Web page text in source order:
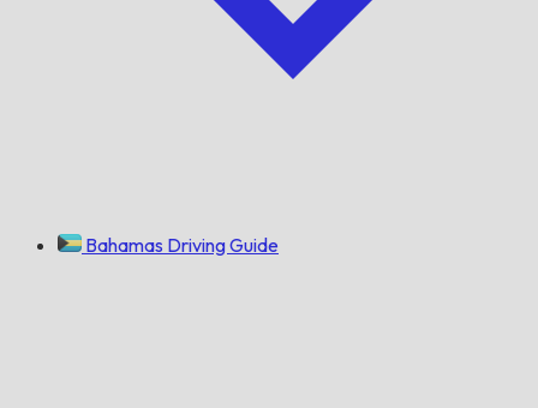
Bahamas Driving Guide